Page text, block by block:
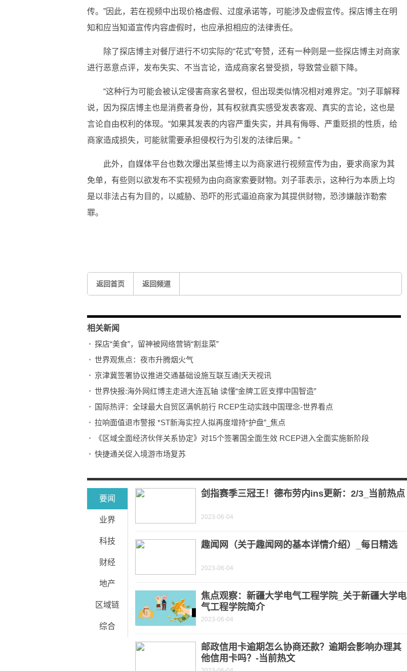
传。”因此，若在视频中出现价格虚假、过度承诺等，可能涉及虚假宣传。探店博主在明
知和应当知道宣传内容虚假时，也应承担相应的法律责任。
除了探店博主对餐厅进行不切实际的“花式”夸赞，还有一种则是一些探店博主对商家
进行恶意点评，发布失实、不当言论，造成商家名誉受损，导致营业额下降。
“这种行为可能会被认定侵害商家名誉权，但出现类似情况相对难界定。”刘子菲解释
说，因为探店博主也是消费者身份，其有权就真实感受发表客观、真实的言论，这也是
言论自由权利的体现。“如果其发表的内容严重失实，并具有侮辱、严重贬损的性质，给
商家造成损失，可能就需要承担侵权行为引发的法律后果。”
此外，自媒体平台也数次爆出某些博主以为商家进行视频宣传为由，要求商家为其
免单，有些则以欲发布不实视频为由向商家索要财物。刘子菲表示，这种行为本质上均
是以非法占有为目的，以威胁、恐吓的形式逼迫商家为其提供财物，恐涉嫌敲诈勒索
罪。
返回首页 返回频道
相关新闻
探店“美食”，留神被网络营销“割韭菜”
世界观焦点：夜市升腾烟火气
京津冀签署协议推进交通基础设施互联互通|天天视讯
世界快报:海外网红博主走进大连瓦轴 读懂“金牌工匠支撑中国智造”
国际热评：全球最大自贸区满帆前行 RCEP生动实践中国理念-世界看点
拉响面值退市警报 *ST新海实控人拟再度增持“护盘”_焦点
《区域全面经济伙伴关系协定》对15个签署国全面生效 RCEP进入全面实施新阶段
快捷通关促入境游市场复苏
要闻
业界
科技
财经
地产
区域链
综合
剑指赛季三冠王！德布劳内ins更新：2/3_当前热点
2023-06-04
趣闻网（关于趣闻网的基本详情介绍）_每日精选
2023-06-04
焦点观察：新疆大学电气工程学院_关于新疆大学电
气工程学院简介
2023-06-04
邮政信用卡逾期怎么协商还款？逾期会影响办理其
他信用卡吗？-当前热文